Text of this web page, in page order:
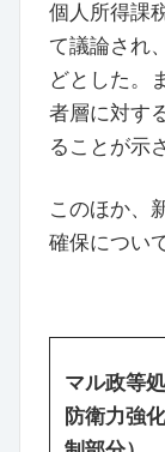
個人所得課
て議論され
どとした。
者層に対す
ることが示
このほか、
確保につい
マル政等
防衛力強